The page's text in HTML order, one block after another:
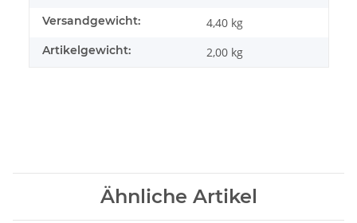
Versandgewicht: 4,40 kg
Artikelgewicht: 2,00 kg
Ähnliche Artikel